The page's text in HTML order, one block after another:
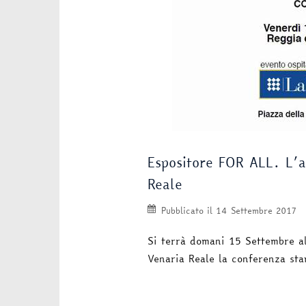
Espositore FOR ALL.
Reale
Pubblicato il 14 Settembre 2017
Si terrà domani 15 Settembre
Venaria Reale la conferenza